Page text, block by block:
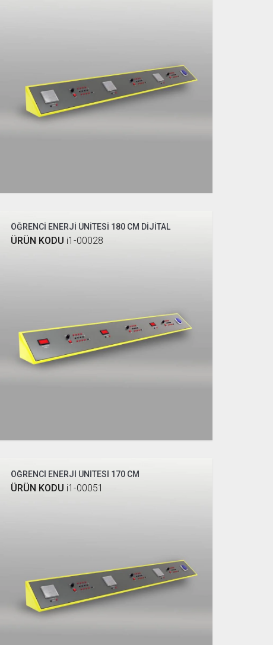
ÖĞRENCİ ENERJİ ÜNİTESİ 180 CM DİJİTAL
ÜRÜN KODU i1-00028
ÖĞRENCİ ENERJİ ÜNİTESİ 170 CM
ÜRÜN KODU i1-00051